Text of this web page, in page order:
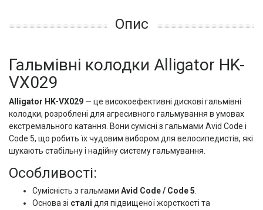
Опис
Гальмівні колодки Alligator HK-
VX029
Alligator HK-VX029 — це високоефективні дискові гальмівні
колодки, розроблені для агресивного гальмування в умовах
екстремального катання. Вони сумісні з гальмами Avid Code і
Code 5, що робить їх чудовим вибором для велосипедистів, які
шукають стабільну і надійну систему гальмування.
Особливості:
Сумісність з гальмами Avid Code / Code 5
Основа зі сталі для підвищеної жорсткості та